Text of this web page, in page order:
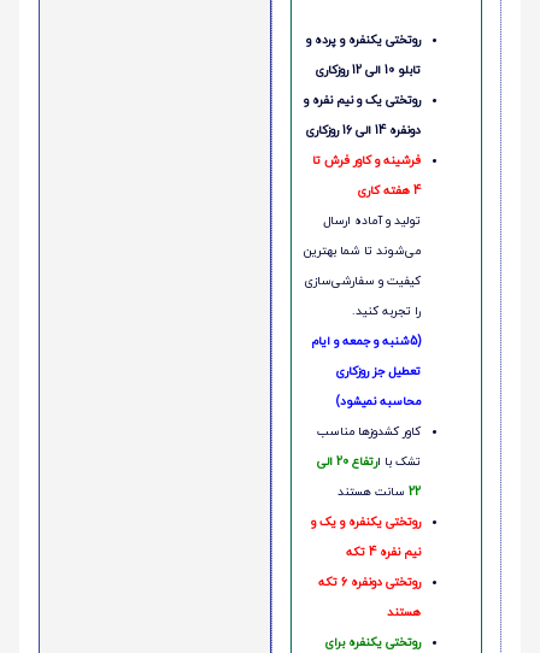
روتختی یکنفره و پرده و
تابلو 10 الی 12 روزکاری
روتختی یک و نیم نفره و
دونفره 14 الی 16 روزکاری
فرشینه و کاور فرش تا
4 هفته کاری
تولید و آماده ارسال
می‌شوند تا شما بهترین
کیفیت و سفارشی‌سازی
را تجربه کنید.
(5شنبه و جمعه و ایام
تعطیل جز روزکاری
محاسبه نمیشود)
کاور کشدوزها مناسب
تشک با ا
رتفاع 20 الی
22 سانت هستند
روتختی یکنفره و یک و
نیم نفره 4 تکه
روتختی دونفره 6 تکه
هستند
روتختی یکنفره برای